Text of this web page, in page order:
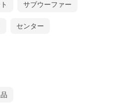
サブウーファー
センター